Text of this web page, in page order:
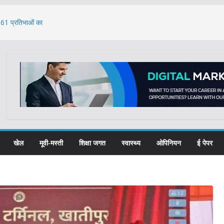
61 प्रतिभाओं का
का मुद्दा: केंद्र ने
खेल मूवी-मस्ती शिक्षा जगत स्वास्थ्य ओपिनियन ई पेपर